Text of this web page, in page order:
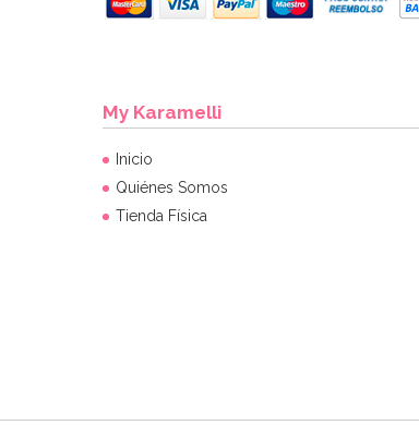
My Karamelli
Inicio
Quiénes Somos
Tienda Física